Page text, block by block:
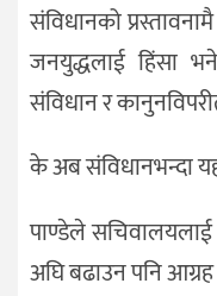
संविधानको
जनयुद्धलाई हिंसा
संविधान र
के अब संविधानभन्दा
पाण्डेले
अघि बढाउन पनि आग्रह